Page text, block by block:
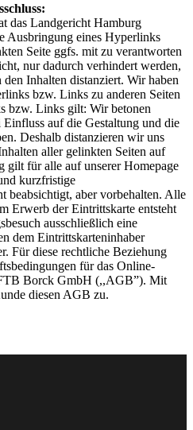
das Landgericht Hamburg
Ausbringung eines Hyperlinks
Seite ggfs. mit zu verantworten
nur dadurch verhindert werden,
Inhalten distanziert. Wir haben
bzw. Links zu anderen Seiten
bzw. Links gilt: Wir betonen
auf die Gestaltung und die
Deshalb distanzieren wir uns
aller gelinkten Seiten auf
gilt für alle auf unserer Homepage
kurzfristige
beabsichtigt, aber vorbehalten. Alle
Erwerb der Eintrittskarte entsteht
ausschließlich eine
dem Eintrittskarteninhaber
Für diese rechtliche Beziehung
für das Online-
Borck GmbH (,,AGB”). Mit
diesen AGB zu.